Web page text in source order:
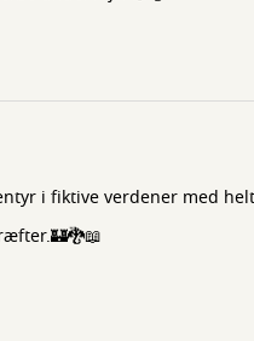
i fiktive verdener med